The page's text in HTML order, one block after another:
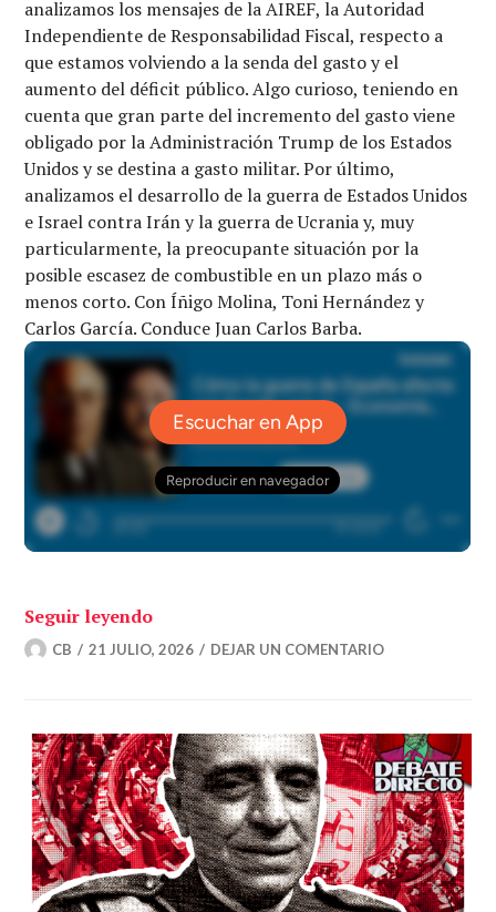
analizamos los mensajes de la AIREF, la Autoridad
Independiente de Responsabilidad Fiscal, respecto a
que estamos volviendo a la senda del gasto y el
aumento del déficit público. Algo curioso, teniendo en
cuenta que gran parte del incremento del gasto viene
obligado por la Administración Trump de los Estados
Unidos y se destina a gasto militar. Por último,
analizamos el desarrollo de la guerra de Estados Unidos
e Israel contra Irán y la guerra de Ucrania y, muy
particularmente, la preocupante situación por la
posible escasez de combustible en un plazo más o
menos corto. Con Íñigo Molina, Toni Hernández y
Carlos García. Conduce Juan Carlos Barba.
Seguir leyendo«Cómo la guerra de España afecta a la
CB 21 JULIO, 2026 DEJAR UN COMENTARIO